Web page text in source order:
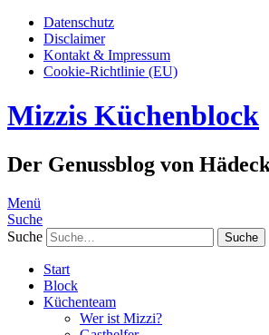
Datenschutz
Disclaimer
Kontakt & Impressum
Cookie-Richtlinie (EU)
Mizzis Küchenblock
Der Genussblog von
Menü
Suche
Suche
Start
Block
Küchenteam
Wer ist Mizzi?